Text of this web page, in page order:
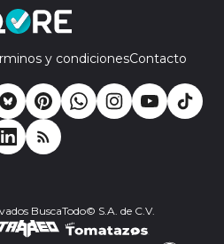
y condicionesContacto
BuscaTodo© S.A. de C.V.